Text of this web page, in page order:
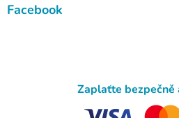
Facebook
Zaplaťte bezpečně